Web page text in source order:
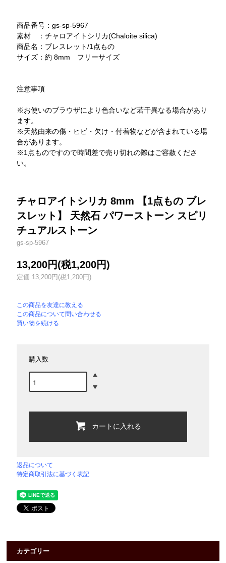
商品番号：gs-sp-5967
素材 ：チャロアイトシリカ(Chaloite silica)
商品名：ブレスレット/1点もの
サイズ：約 8mm フリーサイズ
注意事項
※お使いのブラウザにより色合いなど若干異なる場合があり
ます。
※天然由来の傷・ヒビ・欠け・付着物などが含まれている場
合があります。
※1点ものですので時間差で売り切れの際はご容赦くださ
い。
チャロアイトシリカ 8mm 【1点もの ブレ
スレット】 天然石 パワーストーン スピリ
チュアルストーン
gs-sp-5967
13,200円(税1,200円)
定価 13,200円(税1,200円)
この商品を友達に教える
この商品について問い合わせる
買い物を続ける
購入数
カートに入れる
返品について
特定商取引法に基づく表記
カテゴリー